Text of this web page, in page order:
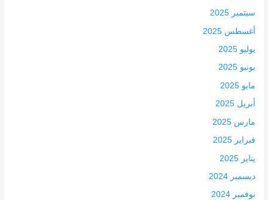
سبتمبر 2025
أغسطس 2025
يوليو 2025
يونيو 2025
مايو 2025
أبريل 2025
مارس 2025
فبراير 2025
يناير 2025
ديسمبر 2024
نوفمبر 2024